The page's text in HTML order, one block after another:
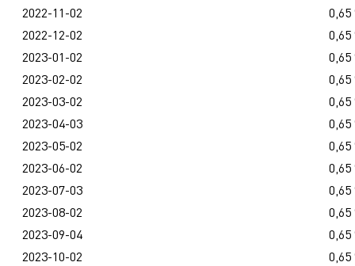
2022-11-02
0,65
2022-12-02
0,65
2023-01-02
0,65
2023-02-02
0,65
2023-03-02
0,65
2023-04-03
0,65
2023-05-02
0,65
2023-06-02
0,65
2023-07-03
0,65
2023-08-02
0,65
2023-09-04
0,65
2023-10-02
0,65